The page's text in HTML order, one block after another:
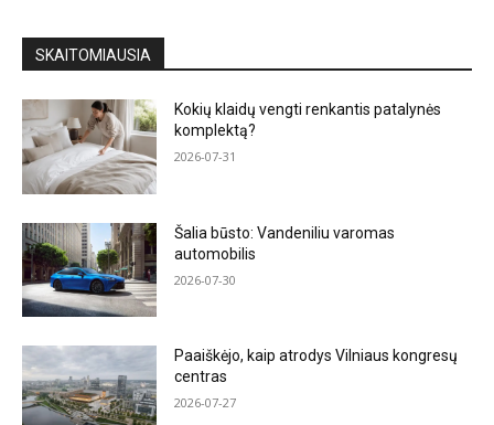
SKAITOMIAUSIA
Kokių klaidų vengti renkantis patalynės
komplektą?
2026-07-31
Šalia būsto: Vandeniliu varomas
automobilis
2026-07-30
Paaiškėjo, kaip atrodys Vilniaus kongresų
centras
2026-07-27